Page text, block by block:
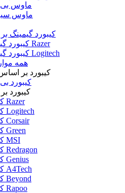
ماوس
ماوس
کیبورد گیمینگ
کیبورد گیمینگ Razer
کیبورد گیمینگ Logitech
همه
کیبورد بر
کیبورد
کیبورد
کیبورد Razer
کیبورد Logitech
کیبورد Corsair
کیبورد Green
کیبورد MSI
کیبورد Redragon
کیبورد Genius
کیبورد A4Tech
کیبورد Beyond
کیبورد Rapoo